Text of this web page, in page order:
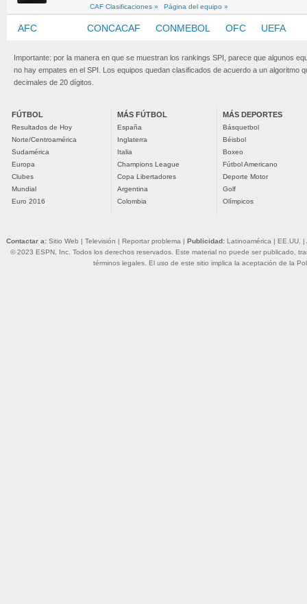
CAF Clasificaciones »
Página del equipo »
AFC CONCACAF CONMEBOL OFC UEFA
Importante: por la manera en que se muestran los rankings SPI, parece que algunos
no hay empates en el SPI. Los equipos quedan clasificados de acuerdo a un algoritmo
decimales de 20 dígitos.
FÚTBOL
Resultados de Hoy
Norte/Centroamérica
Sudamérica
Europa
Clubes
Mundial
Euro 2016
MÁS FÚTBOL
España
Inglaterra
Italia
Champions League
Copa Libertadores
Argentina
Colombia
MÁS DEPORTES
Básquetbol
Béisbol
Boxeo
Fútbol Americano
Deporte Motor
Golf
Olímpicos
Contactar a: Sitio Web | Televisión | Reportar problema | Publicidad: Latinoamérica | EE.UU. |
© 2023 ESPN, Inc. Todos los derechos reservados. Este material no puede ser publicado,
términos legales. El uso de este sitio implica la aceptación de la